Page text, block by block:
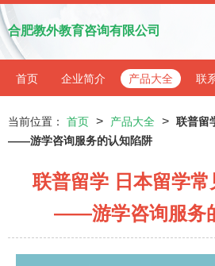
合肥教外教育咨询有限公司
首页 企业简介 产品大全 联
当前位置： 首页 > 产品大全 > 联普留
——游学咨询服务的认知陷阱
联普留学 日本留学常
——游学咨询服务